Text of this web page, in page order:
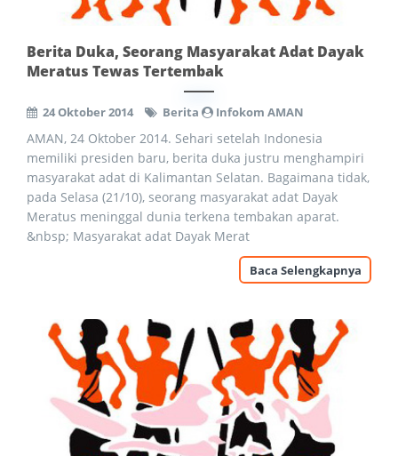
Berita Duka, Seorang Masyarakat Adat Dayak
Meratus Tewas Tertembak
24 Oktober 2014 Berita Infokom AMAN
AMAN, 24 Oktober 2014. Sehari setelah Indonesia
memiliki presiden baru, berita duka justru menghampiri
masyarakat adat di Kalimantan Selatan. Bagaimana tidak,
pada Selasa (21/10), seorang masyarakat adat Dayak
Meratus meninggal dunia terkena tembakan aparat.
&nbsp; Masyarakat adat Dayak Merat
Baca Selengkapnya